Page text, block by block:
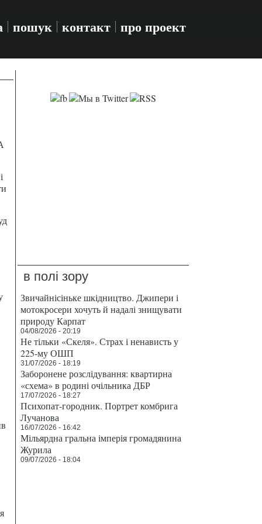
пошук контакт про проект
в полі зору
Звичайнісіньке шкідництво. Джипери і
мотокросери хочуть й надалі знищувати
природу Карпат
04/08/2026 - 20:19
Не тільки «Скеля». Страх і ненависть у
225-му ОШП
31/07/2026 - 18:19
Заборонене розслідування: квартирна
«схема» в родині очільника ДБР
17/07/2026 - 18:27
Психопат-городник. Портрет комбрига
Лучанова
16/07/2026 - 16:42
Мільярдна гральна імперія громадянина
Журила
09/07/2026 - 18:04